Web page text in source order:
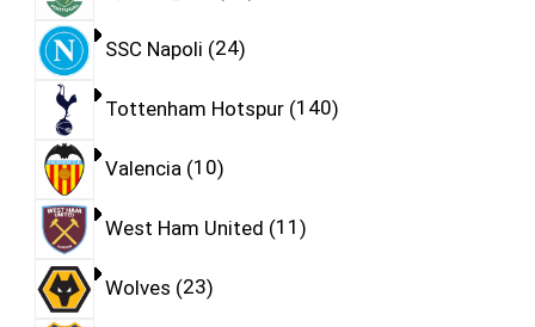
SSC Napoli 24
Tottenham Hotspur 140
Valencia 10
West Ham United 11
Wolves 23